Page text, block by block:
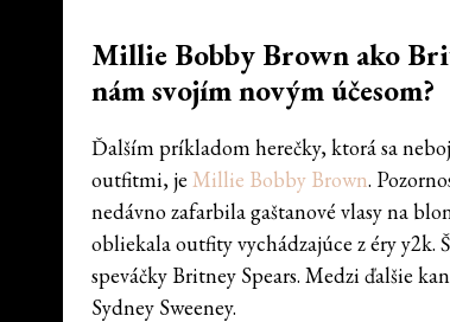
Millie Bobby Brown ako
nám svojím novým účesom?
Ďalším príkladom herečky, ktorá sa
outfitmi, je Millie Bobby Brown.
nedávno zafarbila gaštanové vlasy na
obliekala outfity vychádzajúce z éry y2k.
speváčky Britney Spears. Medzi ďalšie
Sydney Sweeney.